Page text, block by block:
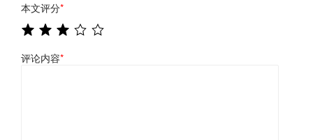
本文评分*
评论内容*